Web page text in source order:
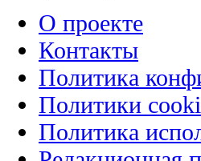
О проекте
Контакты
Политика
Политики
Политика